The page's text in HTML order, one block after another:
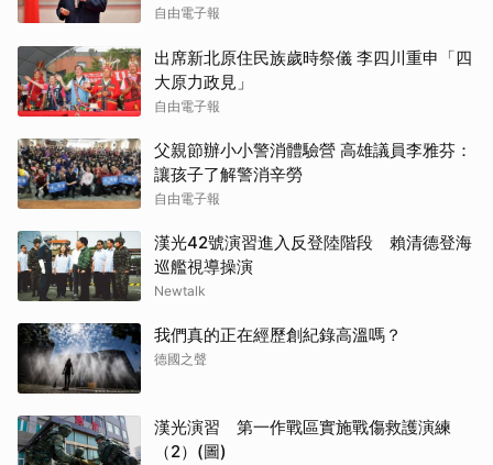
自由電子報
出席新北原住民族歲時祭儀 李四川重申「四
大原力政見」
自由電子報
父親節辦小小警消體驗營 高雄議員李雅芬：
讓孩子了解警消辛勞
自由電子報
漢光42號演習進入反登陸階段 賴清德登海
巡艦視導操演
Newtalk
我們真的正在經歷創紀錄高溫嗎？
德國之聲
漢光演習 第一作戰區實施戰傷救護演練
（2）(圖)